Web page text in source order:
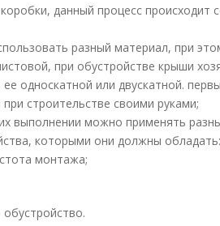
данный процесс происходит
разный материал, при
при обустройстве крыши
односкатной или двускатной.
строительстве своими руками;
выполнении можно применять
которыми они должны
монтажа;
обустройство.